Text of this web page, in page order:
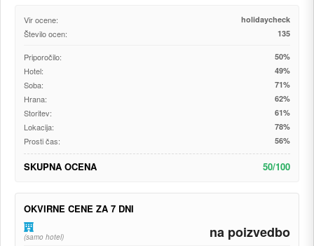
Vir ocene: holidaycheck
Število ocen: 135
Priporočilo: 50%
Hotel: 49%
Soba: 71%
Hrana: 62%
Storitev: 61%
Lokacija: 78%
Prosti čas: 56%
SKUPNA OCENA 50/100
OKVIRNE CENE ZA 7 DNI
(samo hotel) na poizvedbo